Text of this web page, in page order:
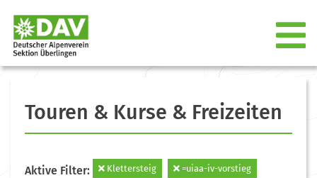
Touren & Kurse & Freizeiten
Aktive Filter: Klettersteig =uiaa-iv-vorstieg